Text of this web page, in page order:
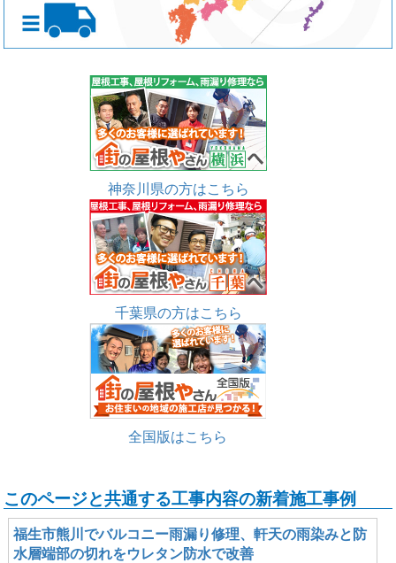
神奈川県の方はこちら
千葉県の方はこちら
全国版はこちら
このページと共通する工事内容の新着施工事例
福生市熊川でバルコニー雨漏り修理、軒天の雨染みと防
水層端部の切れをウレタン防水で改善